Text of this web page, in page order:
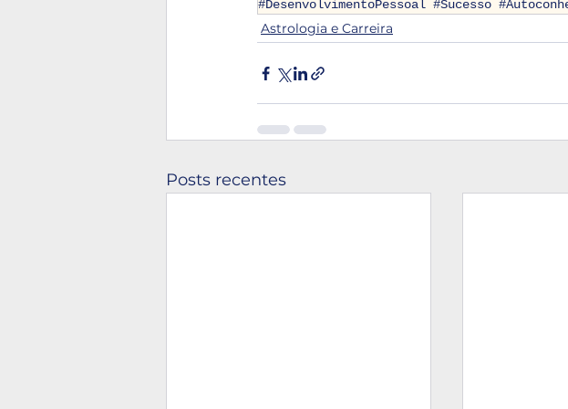
#DesenvolvimentoPessoal #Sucesso
Astrologia e Carreira
Posts recentes